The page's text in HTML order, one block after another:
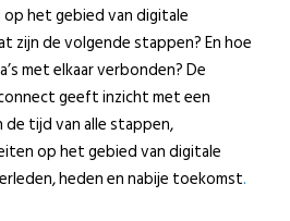
op het gebied van digitale
zijn de volgende stappen? En hoe
met elkaar verbonden? De
geeft inzicht met een
tijd van alle stappen,
op het gebied van digitale
heden en nabije toekomst.